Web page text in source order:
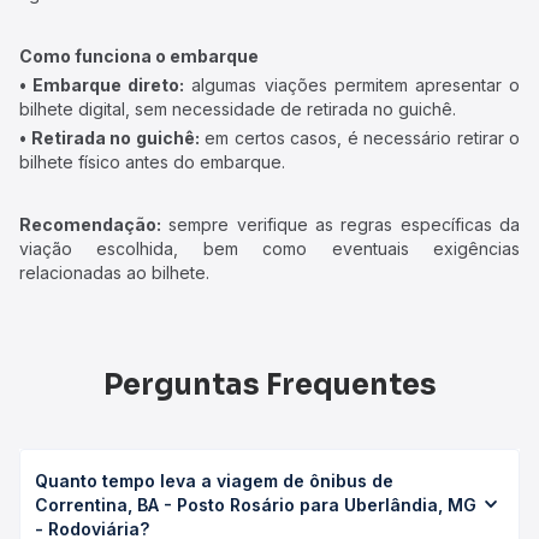
Como funciona o embarque
• Embarque direto: algumas viações permitem apresentar o
bilhete digital, sem necessidade de retirada no guichê.
• Retirada no guichê: em certos casos, é necessário retirar o
bilhete físico antes do embarque.
Recomendação: sempre verifique as regras específicas da
viação escolhida, bem como eventuais exigências
relacionadas ao bilhete.
Perguntas Frequentes
Quanto tempo leva a viagem de ônibus de
Correntina, BA - Posto Rosário para Uberlândia, MG
- Rodoviária?